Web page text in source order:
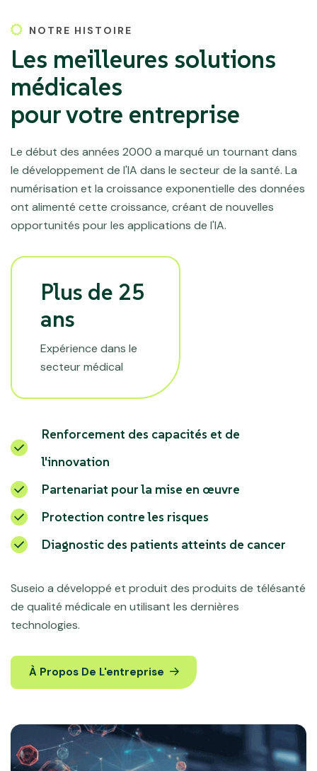
NOTRE HISTOIRE
Les meilleures solutions
médicales
pour votre entreprise
Le début des années 2000 a marqué un tournant dans
le développement de l'IA dans le secteur de la santé. La
numérisation et la croissance exponentielle des données
ont alimenté cette croissance, créant de nouvelles
opportunités pour les applications de l'IA.
Plus de 25
ans
Expérience dans le
secteur médical
Renforcement des capacités et de
l'innovation
Partenariat pour la mise en œuvre
Protection contre les risques
Diagnostic des patients atteints de cancer
Suseio a développé et produit des produits de télésanté
de qualité médicale en utilisant les dernières
technologies.
À Propos De L'entreprise